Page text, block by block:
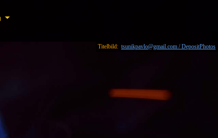
Titelbild: tsunikpavlo@gmail.com / DepositPhotos